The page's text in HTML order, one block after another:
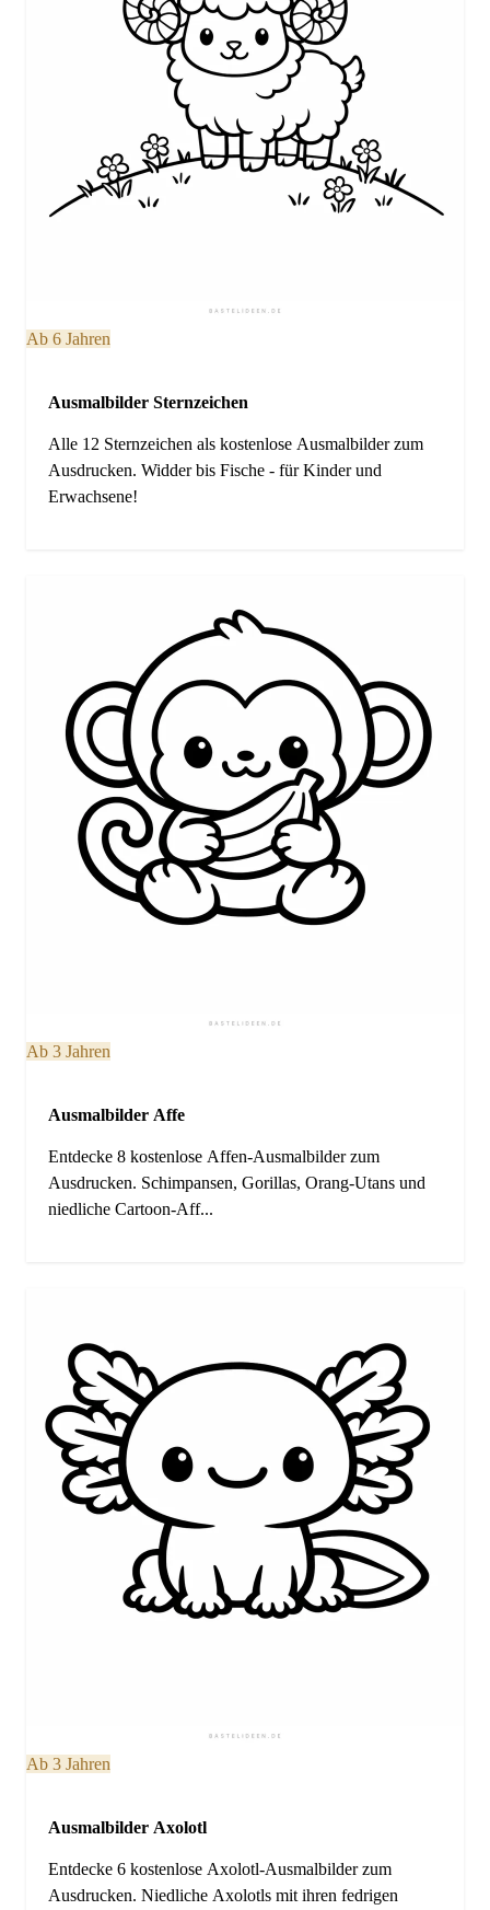
Ab 6 Jahren
Ausmalbilder Sternzeichen
Alle 12 Sternzeichen als kostenlose Ausmalbilder zum
Ausdrucken. Widder bis Fische - für Kinder und
Erwachsene!
Ab 3 Jahren
Ausmalbilder Affe
Entdecke 8 kostenlose Affen-Ausmalbilder zum
Ausdrucken. Schimpansen, Gorillas, Orang-Utans und
niedliche Cartoon-Aff...
Ab 3 Jahren
Ausmalbilder Axolotl
Entdecke 6 kostenlose Axolotl-Ausmalbilder zum
Ausdrucken. Niedliche Axolotls mit ihren fedrigen